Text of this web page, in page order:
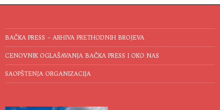
BAČKA PRESS – ARHIVA PRETHODNIH BROJEVA
CENOVNIK OGLAŠAVANJA BAČKA PRESS I OKO NAS
SAOPŠTENJA ORGANIZACIJA